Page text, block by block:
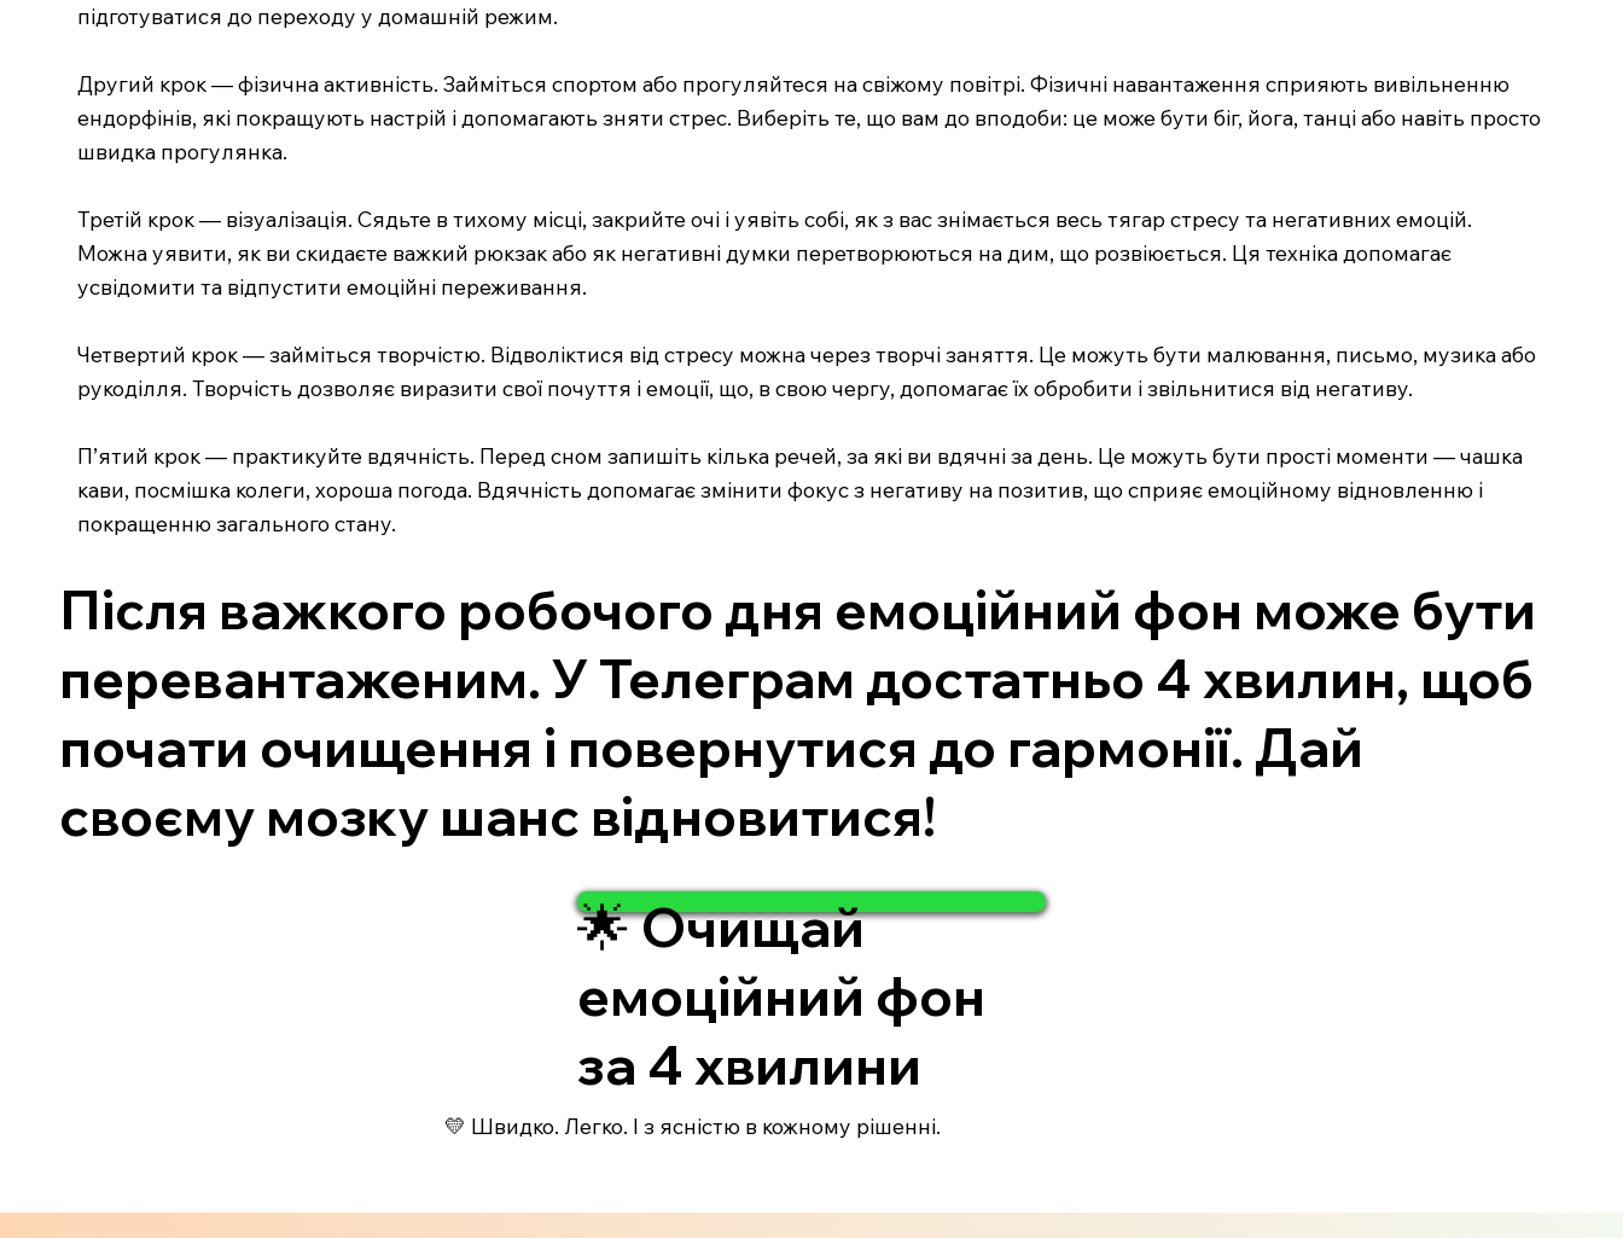
підготуватися до переходу у домашній режим.
Другий крок — фізична активність. Займіться спортом або прогуляйтеся на свіжому повітрі. Фізичні навантаження сприяють вивільненню
ендорфінів, які покращують настрій і допомагають зняти стрес. Виберіть те, що вам до вподоби: це може бути біг, йога, танці або навіть просто
швидка прогулянка.
Третій крок — візуалізація. Сядьте в тихому місці, закрийте очі і уявіть собі, як з вас знімається весь тягар стресу та негативних емоцій.
Можна уявити, як ви скидаєте важкий рюкзак або як негативні думки перетворюються на дим, що розвіюється. Ця техніка допомагає
усвідомити та відпустити емоційні переживання.
Четвертий крок — займіться творчістю. Відволіктися від стресу можна через творчі заняття. Це можуть бути малювання, письмо, музика або
рукоділля. Творчість дозволяє виразити свої почуття і емоції, що, в свою чергу, допомагає їх обробити і звільнитися від негативу.
П’ятий крок — практикуйте вдячність. Перед сном запишіть кілька речей, за які ви вдячні за день. Це можуть бути прості моменти — чашка
кави, посмішка колеги, хороша погода. Вдячність допомагає змінити фокус з негативу на позитив, що сприяє емоційному відновленню і
покращенню загального стану.
Після важкого робочого дня емоційний фон може бути
перевантаженим. У Телеграм достатньо 4 хвилин, щоб
почати очищення і повернутися до гармонії. Дай
своєму мозку шанс відновитися!
🌟 Очищай
емоційний фон
за 4 хвилини
💛 Швидко. Легко. І з ясністю в кожному рішенні.